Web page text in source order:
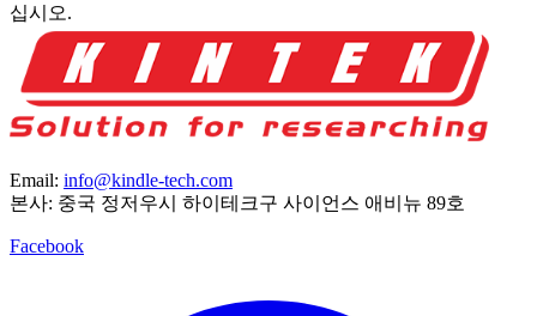
십시오.
Email: info@kindle-tech.com
본사: 중국 정저우시 하이테크구 사이언스 애비뉴 89호
Facebook